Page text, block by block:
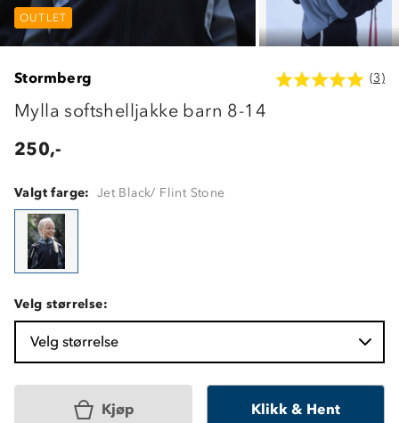
OUTLET OUTLET
OUTLET
Stormberg (3)
Mylla softshelljakke barn 8-14
250,-
Valgt farge: Jet Black/ Flint Stone
Velg størrelse:
Velg størrelse
Kjøp Klikk & Hent